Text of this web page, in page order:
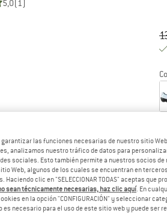
5,0(1)
las funciones necesarias de nuestro sitio
analizamos nuestro tráfico de datos para
sociales. Esto también permite a nuestros socios de
Web, algunos de los cuales se encuentran en
clic en "SELECCIONAR TODAS" aceptas que
sean técnicamente necesarias, haz clic aquí. En
en la opción "CONFIGURACIÓN" y seleccionar
necesario para el uso de este sitio web y puede ser